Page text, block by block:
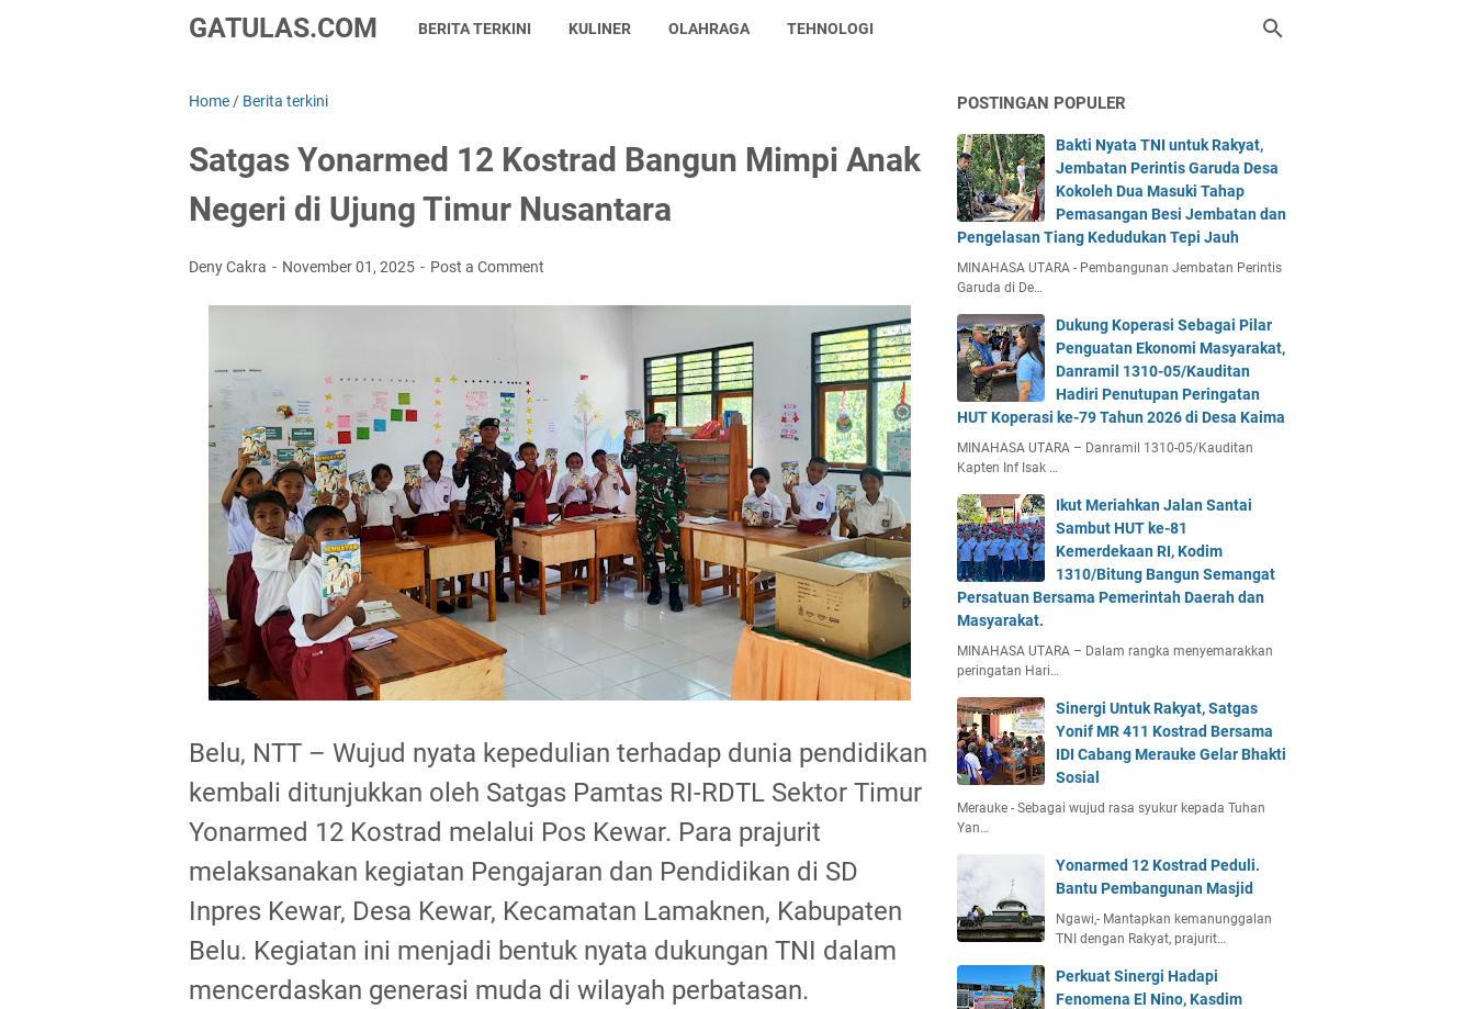
GATULAS.COM BERITA TERKINI KULINER OLAHRAGA TEHNOLOGI
Home / Berita terkini
Satgas Yonarmed 12 Kostrad Bangun Mimpi Anak
Negeri di Ujung Timur Nusantara
Deny Cakra November 01, 2025 Post a Comment
Belu, NTT – Wujud nyata kepedulian terhadap dunia pendidikan
kembali ditunjukkan oleh Satgas Pamtas RI-RDTL Sektor Timur
Yonarmed 12 Kostrad melalui Pos Kewar. Para prajurit
melaksanakan kegiatan Pengajaran dan Pendidikan di SD
Inpres Kewar, Desa Kewar, Kecamatan Lamaknen, Kabupaten
Belu. Kegiatan ini menjadi bentuk nyata dukungan TNI dalam
mencerdaskan generasi muda di wilayah perbatasan.
POSTINGAN POPULER
Bakti Nyata TNI untuk Rakyat,
Jembatan Perintis Garuda Desa
Kokoleh Dua Masuki Tahap
Pemasangan Besi Jembatan dan
Pengelasan Tiang Kedudukan Tepi Jauh
MINAHASA UTARA - Pembangunan Jembatan Perintis
Garuda di De…
Dukung Koperasi Sebagai Pilar
Penguatan Ekonomi Masyarakat,
Danramil 1310-05/Kauditan
Hadiri Penutupan Peringatan
HUT Koperasi ke-79 Tahun 2026 di Desa Kaima
MINAHASA UTARA – Danramil 1310-05/Kauditan
Kapten Inf Isak …
Ikut Meriahkan Jalan Santai
Sambut HUT ke-81
Kemerdekaan RI, Kodim
1310/Bitung Bangun Semangat
Persatuan Bersama Pemerintah Daerah dan
Masyarakat.
MINAHASA UTARA – Dalam rangka menyemarakkan
peringatan Hari…
Sinergi Untuk Rakyat, Satgas
Yonif MR 411 Kostrad Bersama
IDI Cabang Merauke Gelar Bhakti
Sosial
Merauke - Sebagai wujud rasa syukur kepada Tuhan
Yan…
Yonarmed 12 Kostrad Peduli.
Bantu Pembangunan Masjid
Ngawi,- Mantapkan kemanunggalan
TNI dengan Rakyat, prajurit…
Perkuat Sinergi Hadapi
Fenomena El Nino, Kasdim